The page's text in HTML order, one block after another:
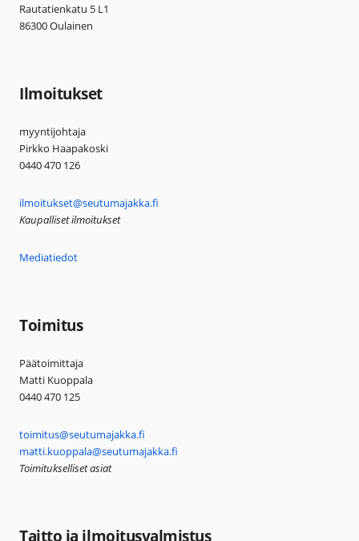
Rautatienkatu 5 L1
86300 Oulainen
Ilmoitukset
myyntijohtaja
Pirkko Haapakoski
0440 470 126
ilmoitukset@seutumajakka.fi
Kaupalliset ilmoitukset
Mediatiedot
Toimitus
Päätoimittaja
Matti Kuoppala
0440 470 125
toimitus@seutumajakka.fi
matti.kuoppala@seutumajakka.fi
Toimitukselliset asiat
Taitto ja ilmoitusvalmistus